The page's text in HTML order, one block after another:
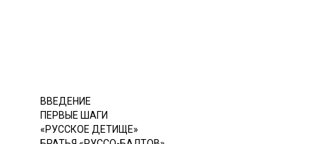
ВВЕДЕНИЕ
ПЕРВЫЕ ШАГИ
«РУССКОЕ ДЕТИЩЕ»